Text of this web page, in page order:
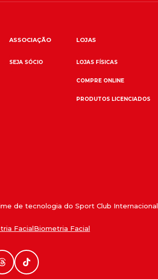
ASSOCIAÇÃO
SEJA SÓCIO
LOJAS
LOJAS FÍSICAS
COMPRE ONLINE
PRODUTOS LICENCIADOS
de tecnologia do Sport Club Internacional
FacialBiometria Facial